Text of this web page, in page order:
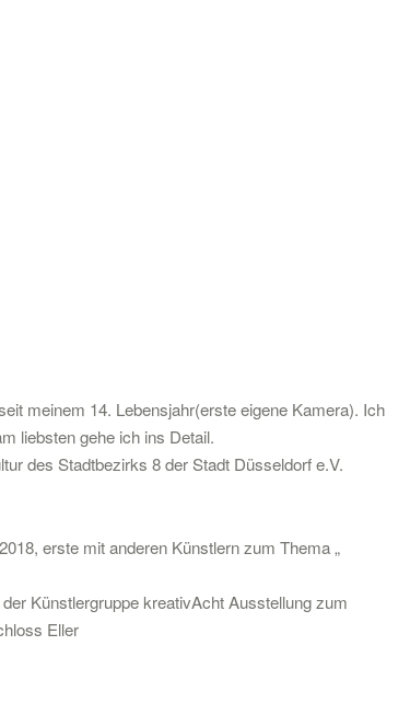
meinem 14. Lebensjahr(erste eigene Kamera). Ich
liebsten gehe ich ins Detail.
des Stadtbezirks 8 der Stadt Düsseldorf e.V.
erste mit anderen Künstlern zum Thema „
Künstlergruppe kreativAcht Ausstellung zum
Eller